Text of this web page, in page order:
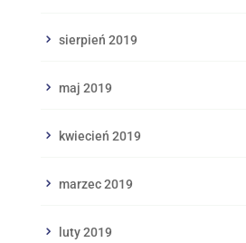
sierpień 2019
maj 2019
kwiecień 2019
marzec 2019
luty 2019